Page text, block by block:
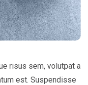
risus sem, volutpat a
est. Suspendisse